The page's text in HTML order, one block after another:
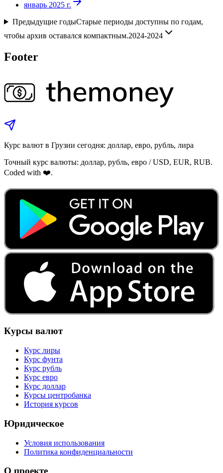
январь 2025 г.
Предыдущие годыСтарые периоды доступны по годам,
чтобы архив оставался компактным.2024-2024
Footer
Курс валют в Грузии сегодня: доллар, евро, рубль, лира
Точный курс валюты: доллар, рубль, евро / USD, EUR, RUB.
Coded with ❤️.
Курсы валют
Курс лиры
Курс фунта
Курс рубль
Курс евро
Курс доллар
Курсы центробанка
История курсов
Юридическое
Условия использования
Политика конфиденциальности
О проекте